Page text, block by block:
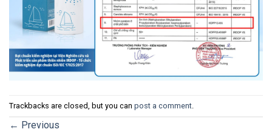
Trackbacks are closed, but you can post a comment
← Previous